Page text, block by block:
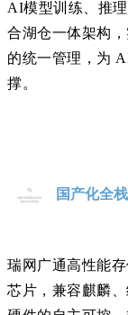
AI模型训练、推
合湖仓一体架构
的统一管理，为
撑。
国产化全
瑞网广通高性能
芯片，兼容麒麟